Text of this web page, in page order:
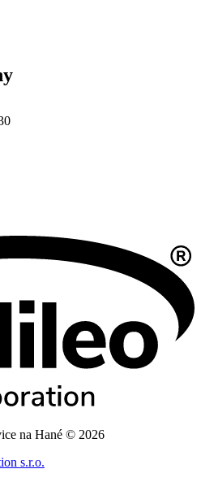
na Hané © 2026
s.r.o.